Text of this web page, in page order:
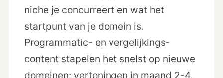
niche je concurreert en wat het
startpunt van je domein is.
Programmatic- en vergelijkings­
content stapelen het snelst op nieuwe
domeinen: vertoningen in maand 2-4,